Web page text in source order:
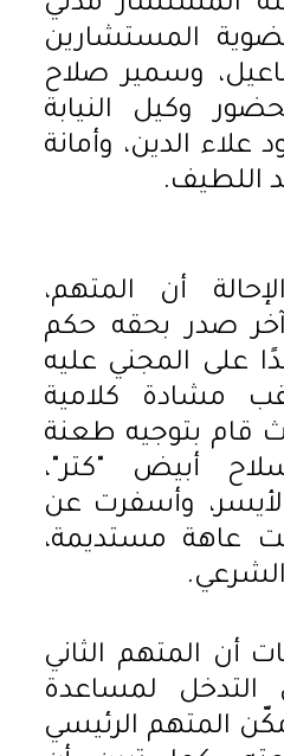
المستشارين
وسمير صلاح
وكيل النيابة
الدين، وأمانة
اللطيف.
أن المتهم،
صدر بحقه حكم
على المجني عليه
مشادة كلامية
قام بتوجيه طعنة
أبيض "كتر"،
وأسفرت عن
عاهة مستديمة،
أن المتهم الثاني
التدخل لمساعدة
المتهم الرئيسي